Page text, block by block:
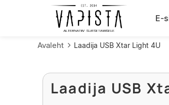
E-
Avaleht Laadija USB Xtar Light 4U
Laadija USB